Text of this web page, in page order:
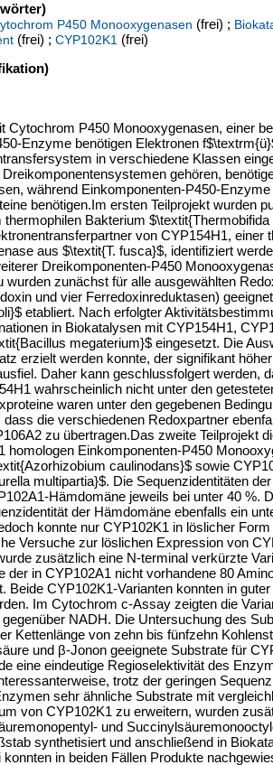
P450 Monooxygenasen (frei) ;
(frei) ; CYP102K1 (frei)
Cytochrom P450 Monooxygenasen, einer
Enzyme benötigen Elektronen
in verschiedene Klassen
gehören,
während Einkomponenten-P450-
benötigen.Im ersten Teilprojekt wurden
Bakterium
von CYP154H1, einer
aus $\textit{T. fusca}$, identifiziert
Dreikomponenten-P450
zunächst für alle ausgewählten
und vier Ferredoxinreduktasen)
etabliert. Nach erfolgter
in Biokatalysen mit CYP154H1,
megaterium}$ eingesetzt. Die
erzielt werden konnte, der signifikant
Daher kann geschlussfolgert werden,
wahrscheinlich nicht unter den
waren unter den gegebenen
die verschiedenen Redoxpartner
zu übertragen.Das zweite Teilprojekt
homologen Einkomponenten-P450
caulinodans}$ sowie
multipartia}$. Die Sequenzidentitäten
Hämdomäne jeweils bei unter 40 %.
der Hämdomäne ebenfalls ein
konnte nur CYP102K1 in löslicher
Versuche zur löslichen Expression von
zusätzlich eine N-terminal verkürzte
der in CYP102A1 nicht vorhandene 80
Beide CYP102K1-Varianten konnten in
Im Cytochrom c-Assay zeigten die
NADH. Die Untersuchung des
Kettenlänge von zehn bis fünfzehn
und β-Jonon geeignete Substrate für
eine eindeutige Regioselektivität des
trotz der geringen
sehr ähnliche Substrate mit
von CYP102K1 zu erweitern, wurden
und
synthetisiert und anschließend in
konnten in beiden Fällen Produkte